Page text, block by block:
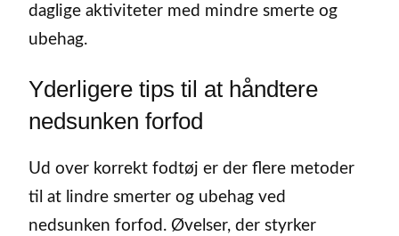
daglige aktiviteter med mindre smerte og
ubehag.
Yderligere tips til at håndtere
nedsunken forfod
Ud over korrekt fodtøj er der flere metoder
til at lindre smerter og ubehag ved
nedsunken forfod. Øvelser, der styrker